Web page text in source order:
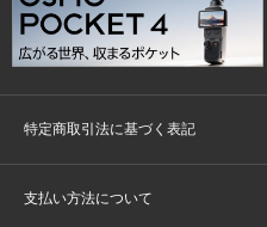
特定商取引法に基づく表記
支払い方法について